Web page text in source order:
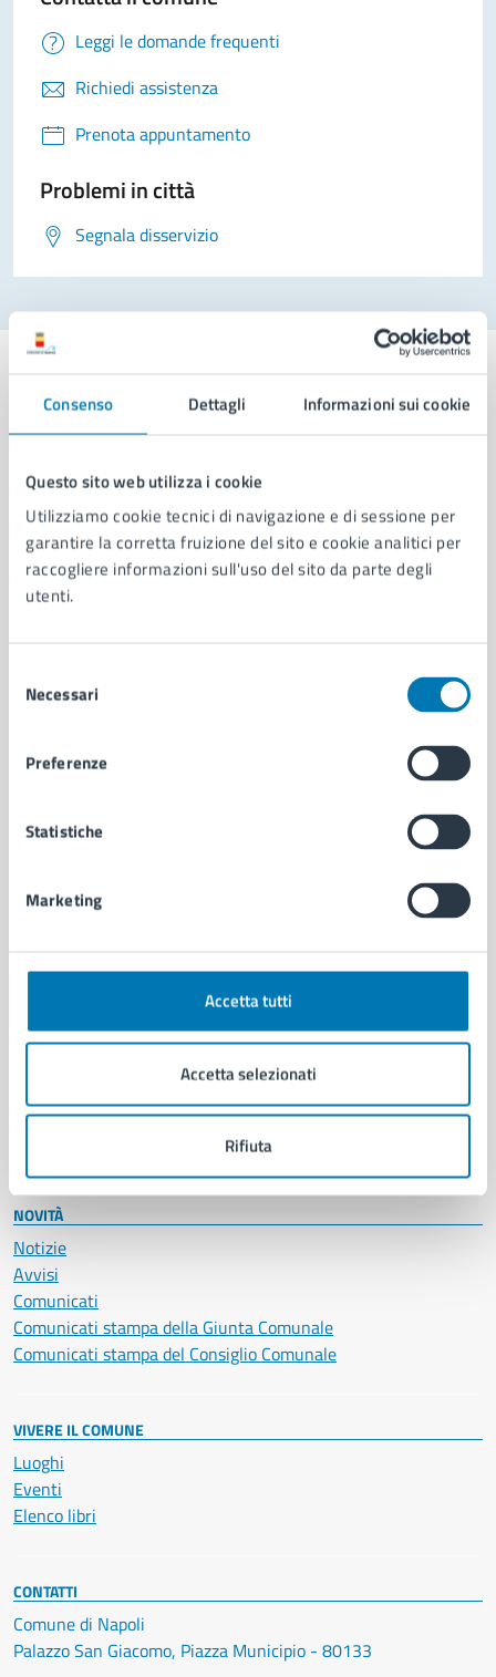
Consenso Dettagli Informazioni sui cookie
Questo sito web utilizza i cookie
Utilizziamo cookie tecnici di navigazione e di sessione per
garantire la corretta fruizione del sito e cookie analitici per
raccogliere informazioni sull'uso del sito da parte degli
utenti.
delNecessari
Preferenze
Statistiche
Marketing
Accetta tutti
Accetta selezionati
Rifiuta
Leggi le domande frequenti
Richiedi assistenza
Prenota appuntamento
Problemi in città
Segnala disservizio
AMMINISTRAZIONE
Aree amministrative
Organi di governo
Municipalità
Politici
Intranet, posta aziendale e protocollo
CATEGORIE DI SERVIZIO
Anagrafe e stato civile
Documenti e certificati
Giustizia e sicurezza pubblica
Salute, benessere e assistenza
Servizi Cimiteriali
NOVITÀ
Notizie
Avvisi
Comunicati
Comunicati stampa della Giunta Comunale
Comunicati stampa del Consiglio Comunale
VIVERE IL COMUNE
Luoghi
Eventi
Elenco libri
CONTATTI
Comune di Napoli
Palazzo San Giacomo, Piazza Municipio - 80133